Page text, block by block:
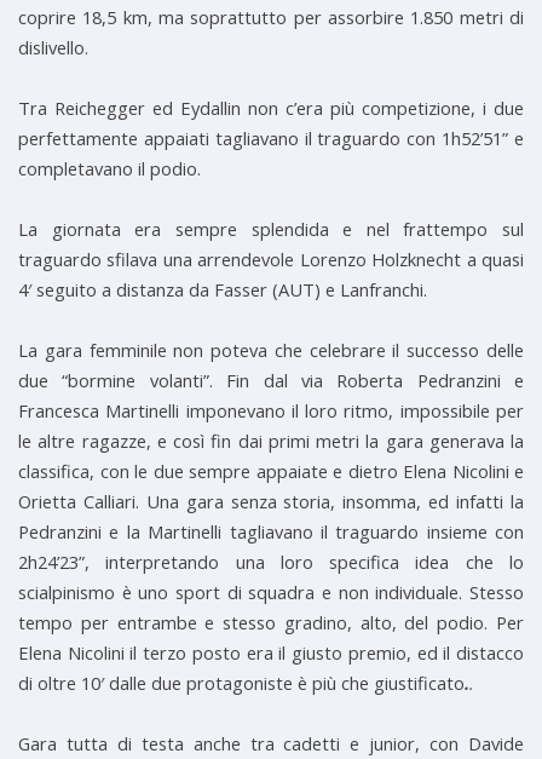
coprire 18,5 km, ma soprattutto per assorbire 1.850 metri di
dislivello.
Tra Reichegger ed Eydallin non c’era più competizione, i due
perfettamente appaiati tagliavano il traguardo con 1h52’51” e
completavano il podio.
La giornata era sempre splendida e nel frattempo sul
traguardo sfilava una arrendevole Lorenzo Holzknecht a quasi
4′ seguito a distanza da Fasser (AUT) e Lanfranchi.
La gara femminile non poteva che celebrare il successo delle
due “bormine volanti”. Fin dal via Roberta Pedranzini e
Francesca Martinelli imponevano il loro ritmo, impossibile per
le altre ragazze, e così fin dai primi metri la gara generava la
classifica, con le due sempre appaiate e dietro Elena Nicolini e
Orietta Calliari. Una gara senza storia, insomma, ed infatti la
Pedranzini e la Martinelli tagliavano il traguardo insieme con
2h24’23”, interpretando una loro specifica idea che lo
scialpinismo è uno sport di squadra e non individuale. Stesso
tempo per entrambe e stesso gradino, alto, del podio. Per
Elena Nicolini il terzo posto era il giusto premio, ed il distacco
di oltre 10′ dalle due protagoniste è più che giustificato..
Gara tutta di testa anche tra cadetti e junior, con Davide